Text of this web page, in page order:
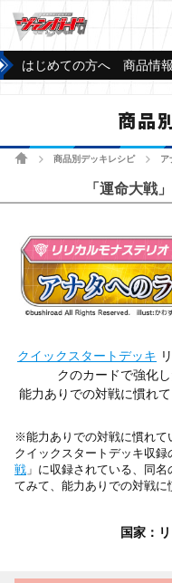
はじめての方へ 商品情報
商品
ホーム商品別デッキレシピ ア
「運命大戦
クイックスタートデッキ
クのカードで強化
能力ありでの対戦に慣れ
※能力ありでの対戦に慣れて
クイックスタートデッキ収録
戦 」に収録されている、同
てみて、能力ありでの対戦に
国家：